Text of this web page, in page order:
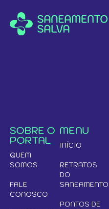
SOBRE O
PORTAL
QUEM
SOMOS
FALE
CONOSCO
MENU
INÍCIO
RETRATOS
DO
SANEAMENTO
PONTOS DE